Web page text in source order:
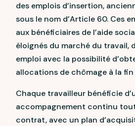
des emplois d’insertion,
sous le nom d’Article 60. Ces
aux bénéficiaires de l’aide
éloignés du marché du travail,
emploi avec la possibilité
allocations de chômage à la
Chaque travailleur bénéficie
accompagnement continu
contrat, avec un plan